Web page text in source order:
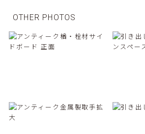
OTHER PHOTOS